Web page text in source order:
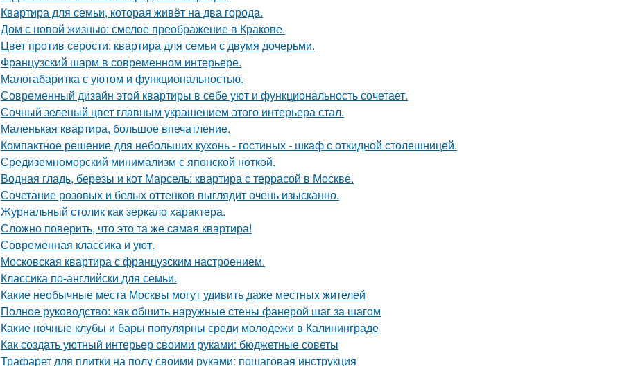
Квартира для семьи, которая живёт на два города.
Дом с новой жизнью: смелое преображение в Кракове.
Цвет против серости: квартира для семьи с двумя дочерьми.
Французский шарм в современном интерьере.
Малогабаритка с уютом и функциональностью.
Современный дизайн этой квартиры в себе уют и функциональность сочетает.
Сочный зеленый цвет главным украшением этого интерьера стал.
Маленькая квартира, большое впечатление.
Компактное решение для небольших кухонь - гостиных - шкаф с откидной столешницей.
Средиземноморский минимализм с японской ноткой.
Водная гладь, березы и кот Марсель: квартира с террасой в Москве.
Сочетание розовых и белых оттенков выглядит очень изысканно.
Журнальный столик как зеркало характера.
Сложно поверить, что это та же самая квартира!
Современная классика и уют.
Московская квартира с французским настроением.
Классика по-английски для семьи.
Какие необычные места Москвы могут удивить даже местных жителей
Полное руководство: как обшить наружные стены фанерой шаг за шагом
Какие ночные клубы и бары популярны среди молодежи в Калининграде
Как создать уютный интерьер своими руками: бюджетные советы
Трафарет для плитки на полу своими руками: пошаговая инструкция